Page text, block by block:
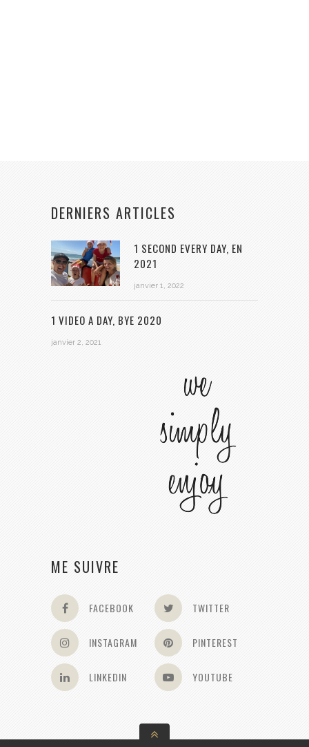
DERNIERS ARTICLES
1 SECOND EVERY DAY, EN
2021
janvier 1, 2022
1 VIDEO A DAY, BYE 2020
janvier 2, 2021
ME SUIVRE
FACEBOOK TWITTER
INSTAGRAM PINTEREST
LINKEDIN YOUTUBE